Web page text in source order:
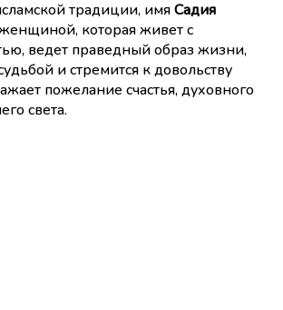
традиции, имяСадия
которая живет с
ведет праведный образ жизни,
и стремится к довольству
пожелание счастья, духовного
света.